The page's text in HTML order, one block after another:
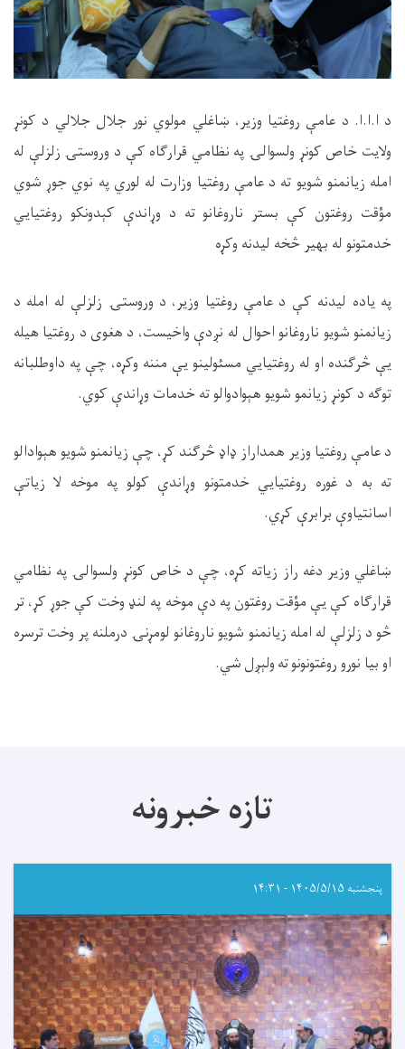
د ا.ا.ا. د عامې روغتیا وزیر، ښاغلي مولوي نور جلال جلالي د کونړ
ولایت خاص کونړ ولسوالۍ په نظامي قرارګاه کې د وروستۍ زلزلې له
امله زیانمنو شویو ته د عامې روغتیا وزارت له لوري په نوي جوړ شوي
مؤقت روغتون کې بستر ناروغانو ته د وړاندې کېدونکو روغتیايي
خدمتونو له بهیر څخه لیدنه وکړه
په یاده لیدنه کې د عامې روغتیا وزیر، د وروستۍ زلزلې له امله د
زیانمنو شویو ناروغانو احوال له نږدې واخیست، د هغوی د روغتیا هیله
یې څرګنده او له روغتیايي مسئولینو یې مننه وکړه، چې په داوطلبانه
توګه د کونړ زیانمو شویو هېوادوالو ته خدمات وړاندې کوي.
د عامې روغتیا وزیر همداراز ډاډ څرګند کړ، چې زیانمنو شویو هېوادالو
ته به د غوره روغتیايي خدمتونو وړاندې کولو په موخه لا زیاتې
اسانتیاوې برابرې کړي.
ښاغلي وزیر دغه راز زیاته کړه، چې د خاص کونړ ولسوالۍ په نظامي
قرارګاه کې یې مؤقت روغتون په دې موخه په لنډ وخت کې جوړ کړ، تر
څو د زلزلې له امله زیانمنو شویو ناروغانو لومړنۍ درملنه پر وخت ترسره
او بیا نورو روغتونونو ته ولېږل شي.
تازه خبرونه
پنجشنبه ۱۴۰۵/۵/۱۵ - ۱۴:۳۱